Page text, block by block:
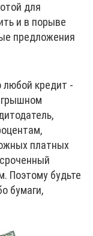
для
и в порыве
предложения
любой кредит -
платных
Поэтому будьте
бумаги,